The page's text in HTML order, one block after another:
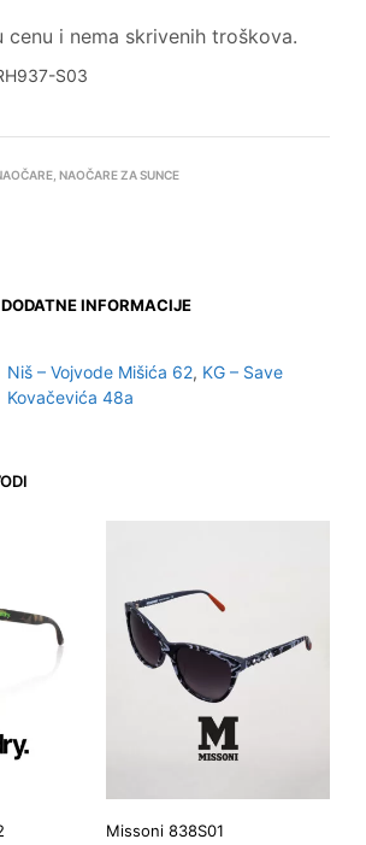
cenu i nema skrivenih troškova.
S03
NAOČARE ZA SUNCE
DODATNE INFORMACIJE
Niš – Vojvode Mišića 62, KG – Save
Kovačevića 48a
Missoni 838S01